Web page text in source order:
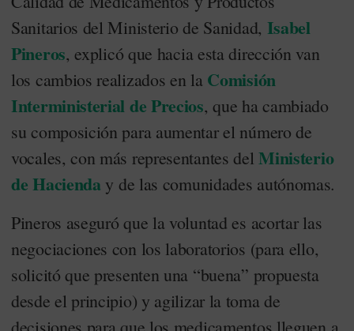
Sanitarios del Ministerio de Sanidad, Isabel
Pineros, explicó que hacia esta dirección van
los cambios realizados en la Comisión
Interministerial de Precios, que ha cambiado
su composición para aumentar el número de
vocales, con más representantes delMinisterio
de Hacienday de las comunidades autónomas.
Pineros aseguró que la voluntad es acortar las
negociaciones con los laboratorios (para ello,
solicitó que presenten una “buena” propuesta
desde el principio) y agilizar la toma de